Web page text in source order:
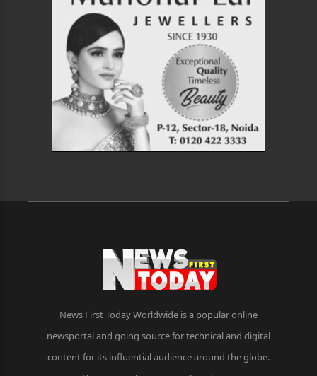
News First Today Worldwide is a popular online
newsportal and going source for technical and digital
content for its influential audience around the globe.